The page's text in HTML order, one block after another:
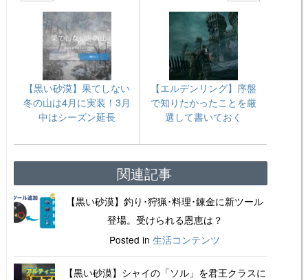
【黒い砂漠】果てしない
冬の山は4月に実装！3月
中はシーズン延長
【エルデンリング】序盤
で知りたかったことを厳
選して書いておく
関連記事
【黒い砂漠】釣り･狩猟･料理･錬金に新ツール
登場。受けられる恩恵は？
Posted in 生活コンテンツ
【黒い砂漠】シャイの「ソル」を君王クラスに